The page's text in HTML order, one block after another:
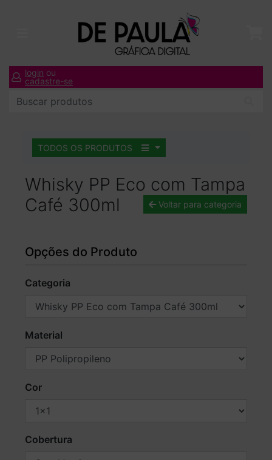
login ou
cadastre-se
TODOS OS PRODUTOS
Whisky PP Eco com Tampa
Café 300ml
Voltar para categoria
Opções do Produto
Categoria
Material
Cor
Cobertura